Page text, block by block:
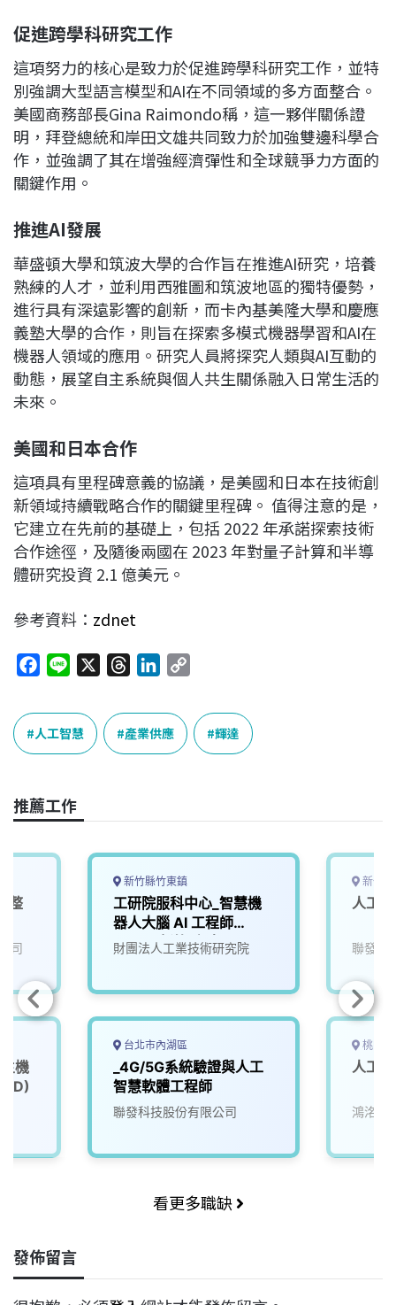
促進跨學科研究工作
這項努力的核心是致力於促進跨學科研究工作，並特
別強調大型語言模型和AI在不同領域的多方面整合。
美國商務部長Gina Raimondo稱，這一夥伴關係證
明，拜登總統和岸田文雄共同致力於加強雙邊科學合
作，並強調了其在增強經濟彈性和全球競爭力方面的
關鍵作用。
推進AI發展
華盛頓大學和筑波大學的合作旨在推進AI研究，培養
熟練的人才，並利用西雅圖和筑波地區的獨特優勢，
進行具有深遠影響的創新，而卡內基美隆大學和慶應
義塾大學的合作，則旨在探索多模式機器學習和AI在
機器人領域的應用。研究人員將探究人類與AI互動的
動態，展望自主系統與個人共生關係融入日常生活的
未來。
美國和日本合作
這項具有里程碑意義的協議，是美國和日本在技術創
新領域持續戰略合作的關鍵里程碑。 值得注意的是，
它建立在先前的基礎上，包括 2022 年承諾探索技術
合作途徑，及隨後兩國在 2023 年對量子計算和半導
體研究投資 2.1 億美元。
參考資料： zdnet
c
e
b
o
k
n
e
r
e
a
n
k
e
n
y
k
人工智慧 產業供應 輝達
推薦工作
整
司
機
新竹縣竹東鎮
工研院服科中心_智慧機
器人大腦 AI 工程師
(A000新竹/台南)
財團法人工業技術研究院
台北市內湖區
_4G/5G系統驗證與人工
智慧軟體工程師
聯發科技股份有限公司
新竹
人工
聯發科
桃園
人工
鴻洺科
看更多職缺
發佈留言